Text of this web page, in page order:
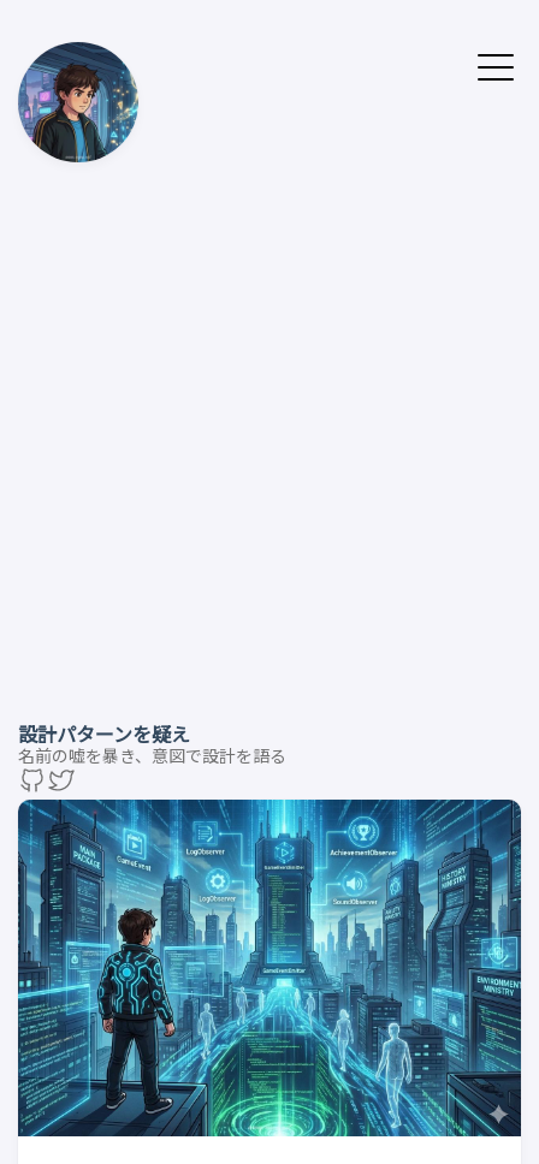
設計パターンを疑え
名前の嘘を暴き、意図で設計を語る